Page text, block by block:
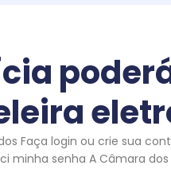
Faça login ou crie sua
minha senha A Câmara